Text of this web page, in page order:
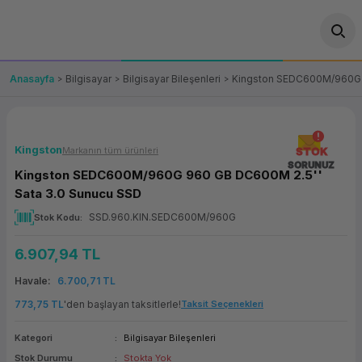
OT/VT Ürünleri
Fiş Yazıcı
Self Servis Ekranı
Panel PC
(Firewall)
Makinesi
Makinesi
Çözümleri
Bağlantı
Yedekleme
Ürünler
Paketi
Anasayfa Bilgisayar Bilgisayar Bileşenleri Kingston SEDC600M/
STOK
SORUNUZ
KingstonMarkanın tüm ürünleri
Kingston SEDC600M/960G 960 GB DC600M 2.5''
Sata 3.0 Sunucu SSD
Stok Kodu SSD.960.KIN.SEDC600M/960G
6.907,94 TL
Havale
6.700,71 TL
773,75 TL'den başlayan taksitlerle!Taksit Seçenekleri
Kategori
Bilgisayar Bileşenleri
Stok Durumu
Stokta Yok